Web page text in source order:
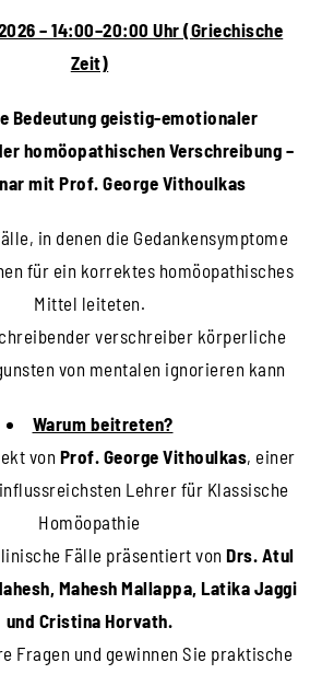
– 14:00–20:00 Uhr (Griechische
Zeit)
Bedeutung geistig-emotionaler
homöopathischen Verschreibung –
mit Prof. George Vithoulkas
in denen die Gedankensymptome
für ein korrektes homöopathisches
Mittel leiteten.
verschreiber körperliche
von mentalen ignorieren kann
Warum beitreten?
von Prof. George Vithoulkas, einer
Lehrer für Klassische
Homöopathie
Fälle präsentiert von Drs. Atul
Mahesh Mallappa, Latika Jaggi
und Cristina Horvath.
Fragen und gewinnen Sie praktische